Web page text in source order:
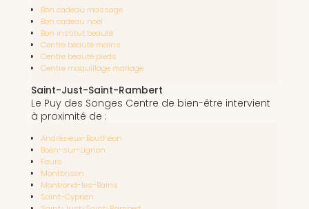
Bon cadeau massage
Bon cadeau noël
Bon institut beauté
Centre beauté mains
Centre beauté pieds
Centre maquillage mariage
Saint-Just-Saint-Rambert
Le Puy des Songes Centre de bien-être intervient
à proximité de :
Andrézieux-Bouthéon
Boën-sur-Lignon
Feurs
Montbrison
Montrond-les-Bains
Saint-Cyprien